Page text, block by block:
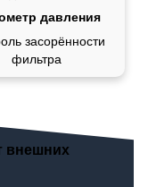
давления
засорённости
фильтра